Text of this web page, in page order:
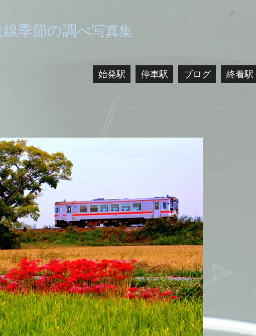
季節の調べ写真集
始発駅 停車駅 ブログ 終着駅